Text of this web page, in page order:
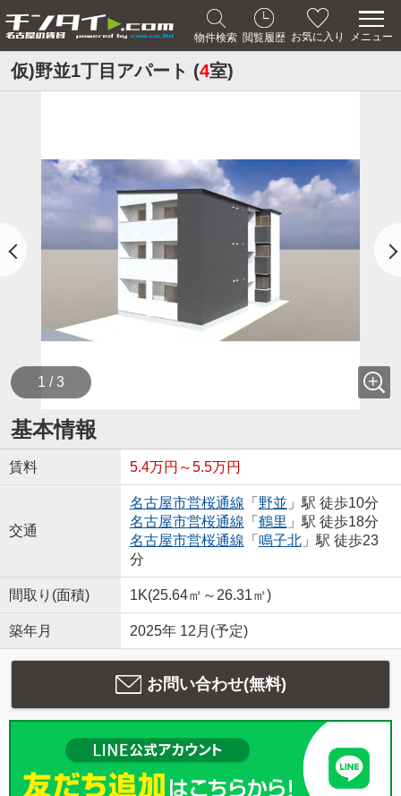
物件検索 閲覧履歴 お気に入り メニュー
仮)野並1丁目アパート (4室)
1 / 3
基本情報
賃料 5.4万円～5.5万円
交通
名古屋市営桜通線 「 野並 」駅 徒歩10分
名古屋市営桜通線 「 鶴里 」駅 徒歩18分
名古屋市営桜通線 「 鳴子北」駅 徒歩23
分
間取り(面積) 1K(25.64㎡～26.31㎡)
築年月 2025年 12月(予定)
お問い合わせ(無料)